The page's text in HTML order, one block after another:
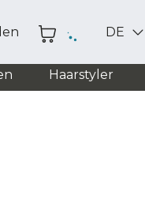
DE
Haarstyler